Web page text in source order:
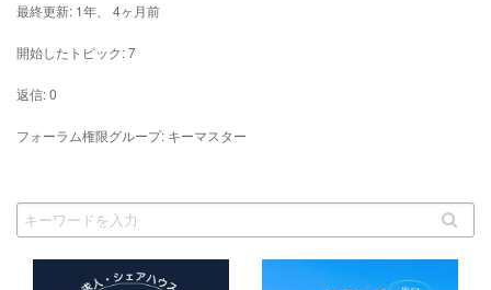
最終更新: 1年、 4ヶ月前
開始したトピック: 7
返信: 0
フォーラム権限グループ: キーマスター